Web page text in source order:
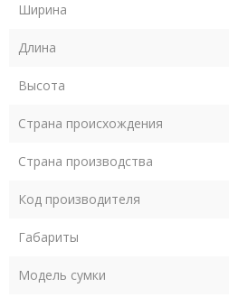
Ширина
Длина
Высота
Страна происхождения
Страна производства
Код производителя
Габариты
Модель сумки